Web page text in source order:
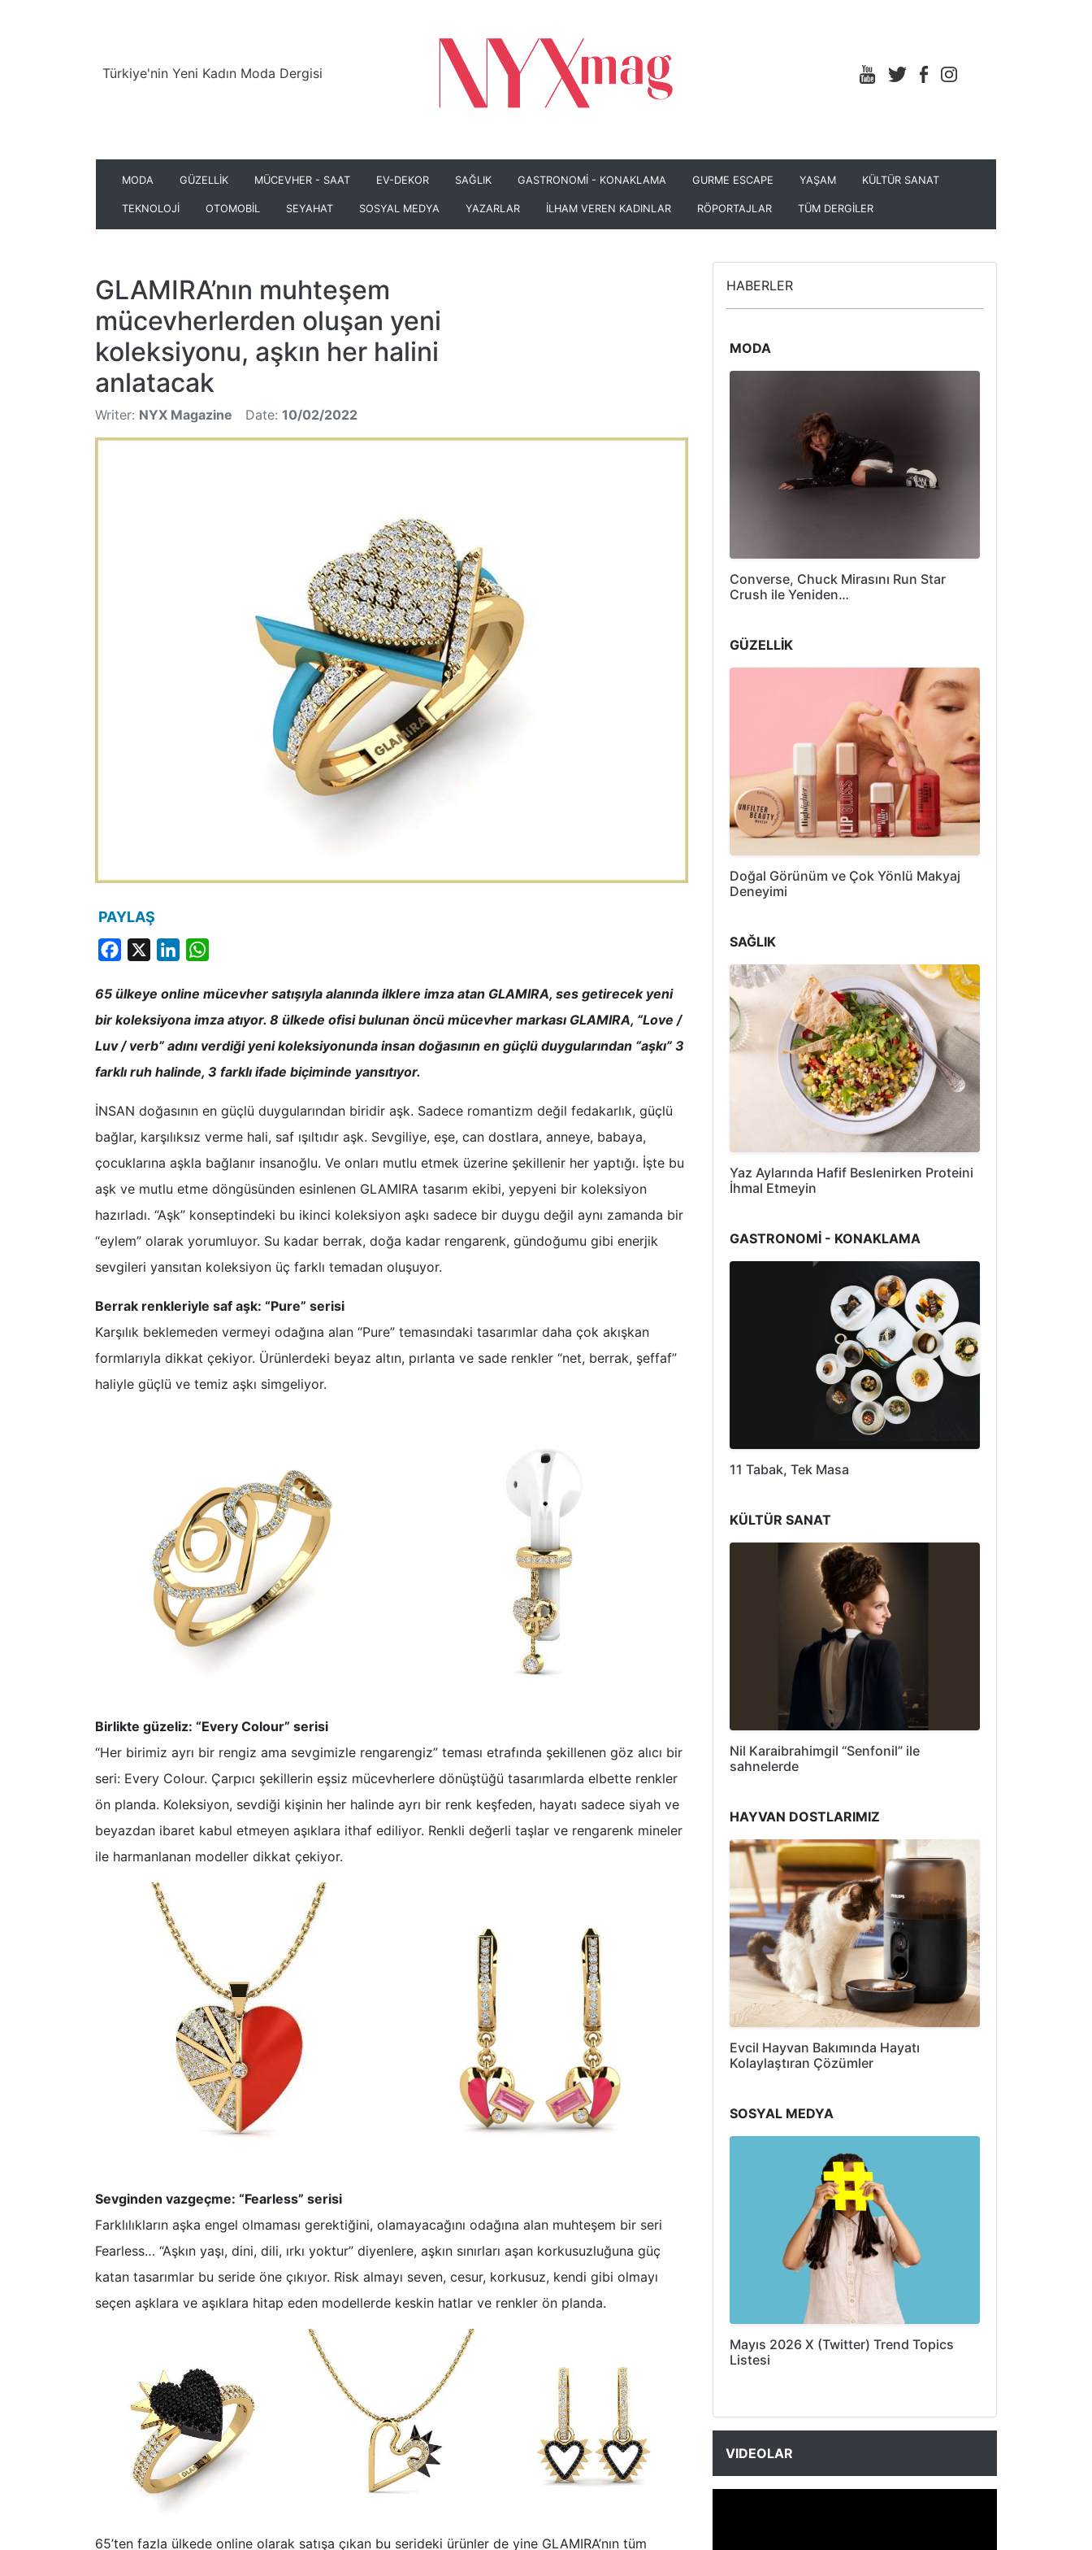
Türkiye'nin Yeni Kadın Moda Dergisi
MODA GÜZELLİK MÜCEVHER - SAAT EV-DEKOR SAĞLIK GASTRONOMİ - KONAKLAMA GURME ESCAPE YAŞAM KÜLTÜR SANAT
TEKNOLOJİ OTOMOBİL SEYAHAT SOSYAL MEDYA YAZARLAR İLHAM VEREN KADINLAR RÖPORTAJLAR TÜM DERGİLER
GLAMIRA’nın muhteşem
mücevherlerden oluşan yeni
koleksiyonu, aşkın her halini
anlatacak
Writer: NYX Magazine Date: 10/02/2022
PAYLAŞ
Facebook LinkedIn
65 ülkeye online mücevher satışıyla alanında ilklere imza atan GLAMIRA, ses getirecek yeni
bir koleksiyona imza atıyor. 8 ülkede ofisi bulunan öncü mücevher markası GLAMIRA, “Love /
Luv / verb” adını verdiği yeni koleksiyonunda insan doğasının en güçlü duygularından “aşkı” 3
farklı ruh halinde, 3 farklı ifade biçiminde yansıtıyor.
İNSAN doğasının en güçlü duygularından biridir aşk. Sadece romantizm değil fedakarlık, güçlü
bağlar, karşılıksız verme hali, saf ışıltıdır aşk. Sevgiliye, eşe, can dostlara, anneye, babaya,
çocuklarına aşkla bağlanır insanoğlu. Ve onları mutlu etmek üzerine şekillenir her yaptığı. İşte bu
aşk ve mutlu etme döngüsünden esinlenen GLAMIRA tasarım ekibi, yepyeni bir koleksiyon
hazırladı. “Aşk” konseptindeki bu ikinci koleksiyon aşkı sadece bir duygu değil aynı zamanda bir
“eylem” olarak yorumluyor. Su kadar berrak, doğa kadar rengarenk, gündoğumu gibi enerjik
sevgileri yansıtan koleksiyon üç farklı temadan oluşuyor.
Berrak renkleriyle saf aşk: “Pure” serisi
Karşılık beklemeden vermeyi odağına alan “Pure” temasındaki tasarımlar daha çok akışkan
formlarıyla dikkat çekiyor. Ürünlerdeki beyaz altın, pırlanta ve sade renkler “net, berrak, şeffaf”
haliyle güçlü ve temiz aşkı simgeliyor.
Birlikte güzeliz: “Every Colour” serisi
“Her birimiz ayrı bir rengiz ama sevgimizle rengarengiz” teması etrafında şekillenen göz alıcı bir
seri: Every Colour. Çarpıcı şekillerin eşsiz mücevherlere dönüştüğü tasarımlarda elbette renkler
ön planda. Koleksiyon, sevdiği kişinin her halinde ayrı bir renk keşfeden, hayatı sadece siyah ve
beyazdan ibaret kabul etmeyen aşıklara ithaf ediliyor. Renkli değerli taşlar ve rengarenk mineler
ile harmanlanan modeller dikkat çekiyor.
Sevginden vazgeçme: “Fearless” serisi
Farklılıkların aşka engel olmaması gerektiğini, olamayacağını odağına alan muhteşem bir seri
Fearless… “Aşkın yaşı, dini, dili, ırkı yoktur” diyenlere, aşkın sınırları aşan korkusuzluğuna güç
katan tasarımlar bu seride öne çıkıyor. Risk almayı seven, cesur, korkusuz, kendi gibi olmayı
seçen aşklara ve aşıklara hitap eden modellerde keskin hatlar ve renkler ön planda.
65’ten fazla ülkede online olarak satışa çıkan bu serideki ürünler de yine GLAMIRA’nın tüm
HABERLER
MODA
Converse, Chuck Mirasını Run Star
Crush ile Yeniden…
GÜZELLİK
Doğal Görünüm ve Çok Yönlü Makyaj
Deneyimi
SAĞLIK
Yaz Aylarında Hafif Beslenirken Proteini
İhmal Etmeyin
GASTRONOMİ - KONAKLAMA
11 Tabak, Tek Masa
KÜLTÜR SANAT
Nil Karaibrahimgil “Senfonil” ile
sahnelerde
HAYVAN DOSTLARIMIZ
Evcil Hayvan Bakımında Hayatı
Kolaylaştıran Çözümler
SOSYAL MEDYA
Mayıs 2026 X (Twitter) Trend Topics
Listesi
VIDEOLAR